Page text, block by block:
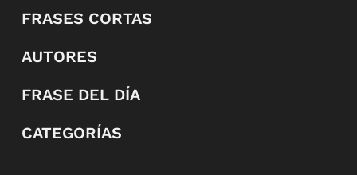
FRASES CORTAS
AUTORES
FRASE DEL DÍA
CATEGORÍAS